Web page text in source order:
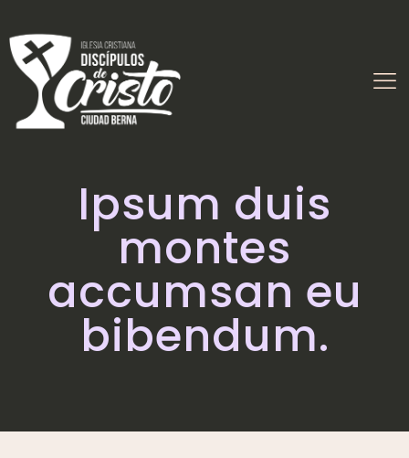
Ipsum duis
montes
accumsan eu
bibendum.